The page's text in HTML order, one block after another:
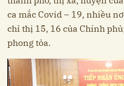
ca mắc Covid – 19, nhiều
chỉ thị 15, 16 của Chính
phong tỏa.